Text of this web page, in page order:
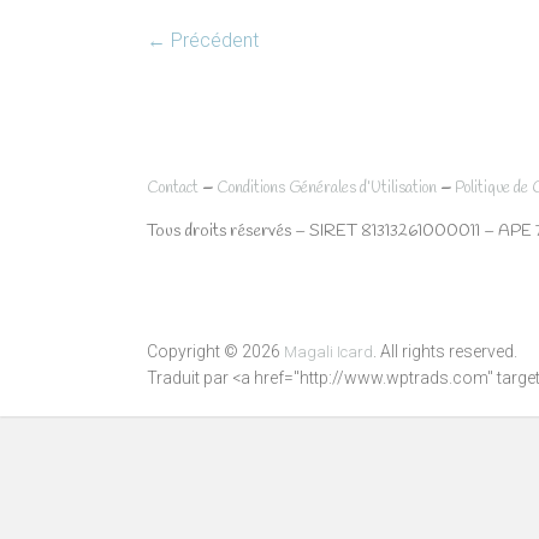
← Précédent
Contact – Conditions Générales d’Utilisation – Politique de
Tous droits réservés – SIRET 81313261000011 –
Copyright © 2026 Magali Icard . All rights reserved.
Traduit par <a href="http://www.wptrads.com"